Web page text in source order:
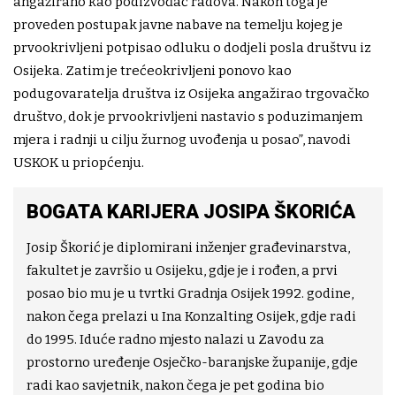
proveden postupak javne nabave na temelju kojeg je
prvookrivljeni potpisao odluku o dodjeli posla društvu iz
Osijeka. Zatim je trećeokrivljeni ponovo kao
podugovaratelja društva iz Osijeka angažirao trgovačko
društvo, dok je prvookrivljeni nastavio s poduzimanjem
mjera i radnji u cilju žurnog uvođenja u posao”, navodi
USKOK u priopćenju.
BOGATA KARIJERA JOSIPA ŠKORIĆA
Josip Škorić je diplomirani inženjer građevinarstva,
fakultet je završio u Osijeku, gdje je i rođen, a prvi
posao bio mu je u tvrtki Gradnja Osijek 1992. godine,
nakon čega prelazi u Ina Konzalting Osijek, gdje radi
do 1995. Iduće radno mjesto nalazi u Zavodu za
prostorno uređenje Osječko-baranjske županije, gdje
radi kao savjetnik, nakon čega je pet godina bio